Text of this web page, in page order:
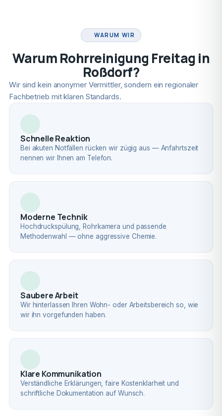
WARUM WIR
Warum Rohrreinigung Freitag in
Roßdorf?
Wir sind kein anonymer Vermittler, sondern ein regionaler
Fachbetrieb mit klaren Standards.
Schnelle Reaktion
Bei akuten Notfällen rücken wir zügig aus — Anfahrtszeit
nennen wir Ihnen am Telefon.
Moderne Technik
Hochdruckspülung, Rohrkamera und passende
Methodenwahl — ohne aggressive Chemie.
Saubere Arbeit
Wir hinterlassen Ihren Wohn- oder Arbeitsbereich so, wie
wir ihn vorgefunden haben.
Klare Kommunikation
Verständliche Erklärungen, faire Kostenklarheit und
schriftliche Dokumentation auf Wunsch.